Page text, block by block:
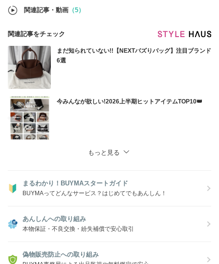
アインツショップ
関連記事・動画 （5）
関連記事をチェック
まだ知られていない!!【NEXTバズりバッグ】注目ブランド
6選
今みんなが欲しい!2026上半期ヒットアイテムTOP10👑
もっと見る
まるわかり！BUYMAスタートガイド
BUYMAってどんなサービス？はじめてでもあんしん！
あんしんへの取り組み
本物保証・不良交換・紛失補償で安心取引
偽物販売防止への取り組み